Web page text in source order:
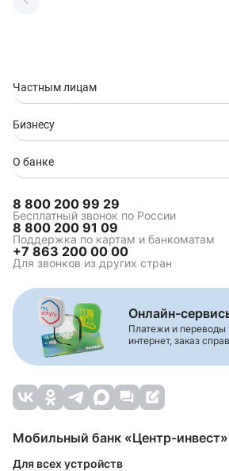
Частным лицам
Бизнесу
О банке
8 800 200 99 29
Бесплатный звонок по России
8 800 200 91 09
Поддержка по картам и банкоматам
+7 863 200 00 00
Для звонков из других стран
Онлайн-
Платежи и переводы
интернет, заказ
Мобильный банк «Центр-инвест»
Для всех устройств